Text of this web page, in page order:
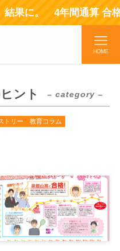
結果に。 4年間通算
HOME
ント – category –
トリー
教育コラム